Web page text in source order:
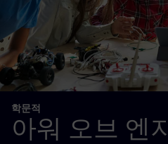
학문적
아워 오브 엔